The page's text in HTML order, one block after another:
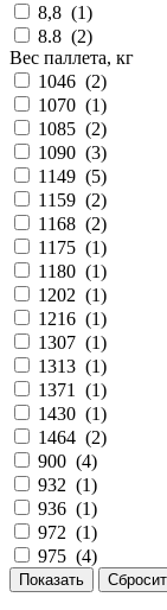
8,8 (1)
8.8 (2)
Вес паллета, кг
1046 (2)
1070 (1)
1085 (2)
1090 (3)
1149 (5)
1159 (2)
1168 (2)
1175 (1)
1180 (1)
1202 (1)
1216 (1)
1307 (1)
1313 (1)
1371 (1)
1430 (1)
1464 (2)
900 (4)
932 (1)
936 (1)
972 (1)
975 (4)